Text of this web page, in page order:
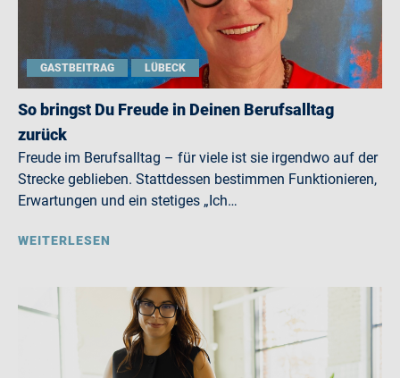
GASTBEITRAG LÜBECK
So bringst Du Freude in Deinen Berufsalltag
zurück
Freude im Berufsalltag – für viele ist sie irgendwo auf der
Strecke geblieben. Stattdessen bestimmen Funktionieren,
Erwartungen und ein stetiges „Ich…
WEITERLESEN